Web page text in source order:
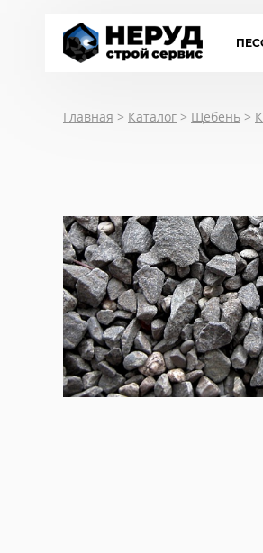
Главная > Каталог > Щебень >